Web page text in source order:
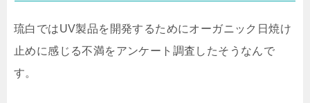
琉白ではUV製品を開発するためにオーガニック日焼け
止めに感じる不満をアンケート調査したそうなんで
す。